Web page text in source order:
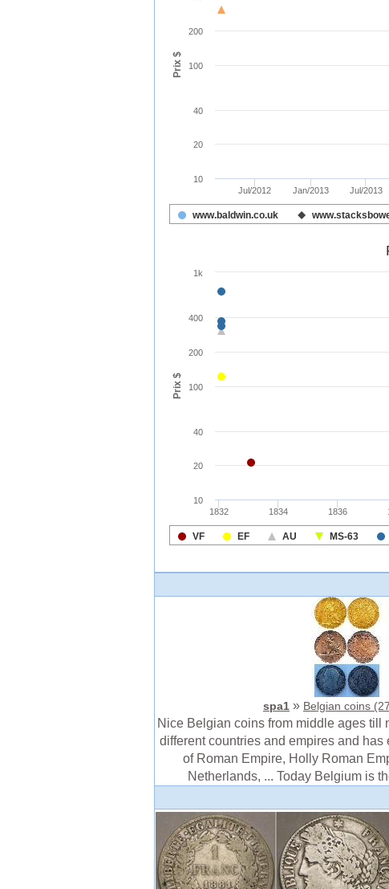
spa1 » Belgian coins
Nice Belgian coins from middle ages till
different countries and empires and has
of Roman Empire, Holly Roman
Netherlands, ... Today Belgium is